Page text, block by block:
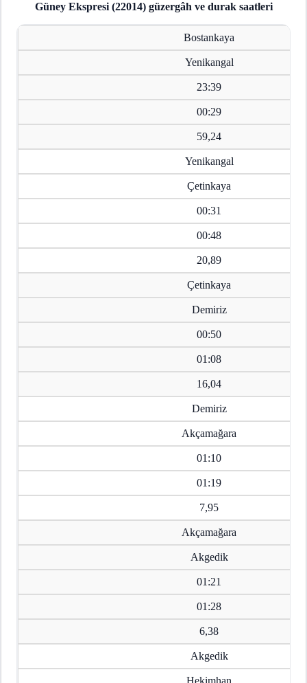
Güney Ekspresi (22014)güzergâh ve durak saatleri
Bostankaya
Yenikangal
23:39
00:29
59,24
Yenikangal
Çetinkaya
00:31
00:48
20,89
Çetinkaya
Demiriz
00:50
01:08
16,04
Demiriz
Akçamağara
01:10
01:19
7,95
Akçamağara
Akgedik
01:21
01:28
6,38
Akgedik
Hekimhan